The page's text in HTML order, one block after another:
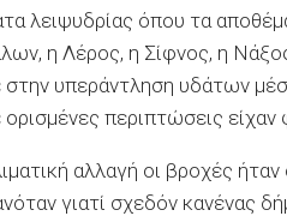
λειψυδρίας όπου τα
η Λέρος, η Σίφνος, η
υπεράντληση υδάτων
ορισμένες περιπτώσεις
αλλαγή οι βροχές
γιατί σχεδόν κανένας